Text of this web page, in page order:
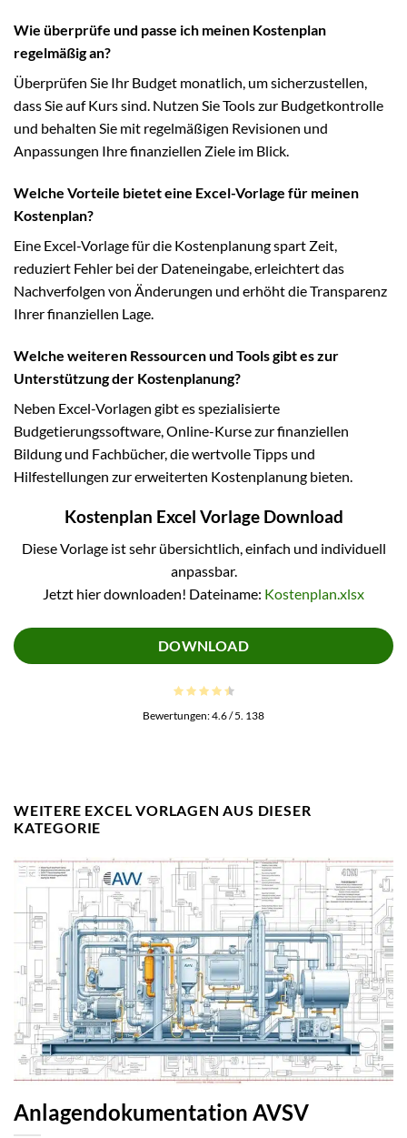
Wie überprüfe und passe ich meinen Kostenplan
regelmäßig an?
Überprüfen Sie Ihr Budget monatlich, um sicherzustellen,
dass Sie auf Kurs sind. Nutzen Sie Tools zur Budgetkontrolle
und behalten Sie mit regelmäßigen Revisionen und
Anpassungen Ihre finanziellen Ziele im Blick.
Welche Vorteile bietet eine Excel-Vorlage für meinen
Kostenplan?
Eine Excel-Vorlage für die Kostenplanung spart Zeit,
reduziert Fehler bei der Dateneingabe, erleichtert das
Nachverfolgen von Änderungen und erhöht die Transparenz
Ihrer finanziellen Lage.
Welche weiteren Ressourcen und Tools gibt es zur
Unterstützung der Kostenplanung?
Neben Excel-Vorlagen gibt es spezialisierte
Budgetierungssoftware, Online-Kurse zur finanziellen
Bildung und Fachbücher, die wertvolle Tipps und
Hilfestellungen zur erweiterten Kostenplanung bieten.
Kostenplan Excel Vorlage Download
Diese Vorlage ist sehr übersichtlich, einfach und individuell
anpassbar.
Jetzt hier downloaden! Dateiname: Kostenplan.xlsx
DOWNLOAD
Bewertungen:4.6/ 5. 138
WEITERE EXCEL VORLAGEN AUS DIESER
KATEGORIE
Anlagendokumentation AVSV